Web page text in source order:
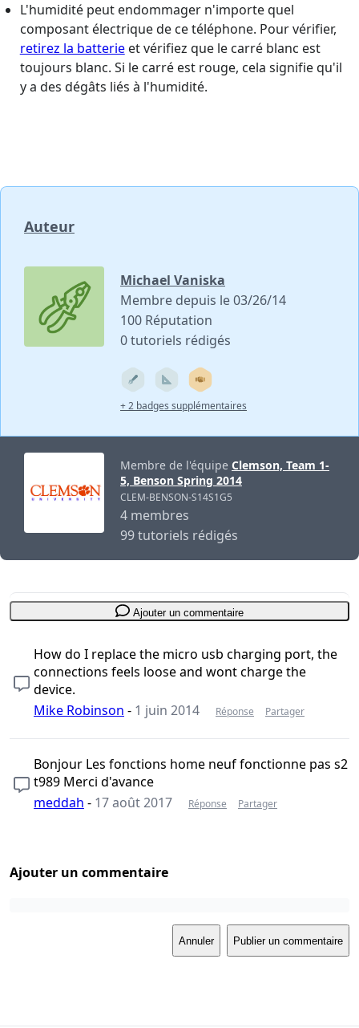
L'humidité peut endommager n'importe quel
composant électrique de ce téléphone. Pour vérifier,
retirez la batterieet vérifiez que le carré blanc est
toujours blanc. Si le carré est rouge, cela signifie qu'il
y a des dégâts liés à l'humidité.
Auteur
Michael Vaniska
Membre depuis le 03/26/14
100 Réputation
0 tutoriels rédigés
+ 2 badges supplémentaires
Membre de l'équipe Clemson, Team 1-
5, Benson Spring 2014
CLEM-BENSON-S14S1G5
4 membres
99 tutoriels rédigés
Ajouter un commentaire
How do I replace the micro usb charging port, the
connections feels loose and wont charge the
device.
Mike Robinson - 1 juin 2014 Réponse Partager
Bonjour Les fonctions home neuf fonctionne pas s2
t989 Merci d'avance
meddah - 17 août 2017 Réponse Partager
Ajouter un commentaire
Annuler Publier un commentaire